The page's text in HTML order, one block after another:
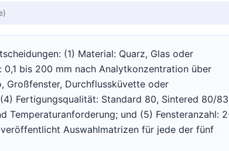
(1) Material: Quarz, Glas oder
bis 200 mm nach Analytkonzentration über
Großfenster, Durchflussküvette oder
Fertigungsqualität: Standard 80, Sintered 80/83
und (5) Fensteranzahl:
Auswahlmatrizen für jede der fünf